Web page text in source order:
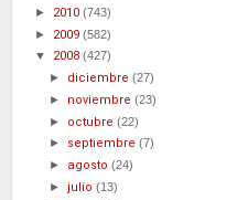
► 2010 (743)
► 2009 (582)
▼ 2008 (427)
► diciembre(27)
► noviembre(23)
► octubre(22)
► septiembre(7)
► agosto(24)
►julio(13)